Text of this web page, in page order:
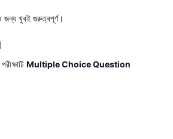
জন্য খুবই গুরুত্বপূর্ণ।
Multiple Choice Question